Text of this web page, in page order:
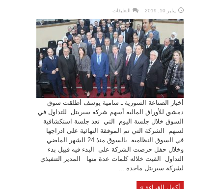
يناير 10, 2019 التعليقات
دمشق
للأوراق
المالية
تطلق
تداول
أسهم
سيريتل
عبر
جلسة
استكشافية
مغلقة
أخبار الصناعة السورية ـ سامية يوسف أطلقت سوق
دمشق للأوراق المالية أسهم شركة سيريتل للتداول في
السوق خلال جلسة اليوم التي تعد جلسة استكشافية
لسهم الشركة التي تم الموفقة النهائية على ادراجها
في السوق النظامية بالسوق منذ 24 الشهر الماضي.
وخلال حفل حرصت الشركة على البدء فيه قبيل بدء
التداول القيت خلاله كلمات عدة منها المدير التنفيذي
لشركة سيريتل ماجدة ...
أكمل القراءة »